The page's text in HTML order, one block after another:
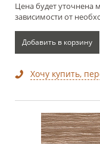
Цена будет уточнена
зависимости от
Добавить в корзину
Хочу купить,